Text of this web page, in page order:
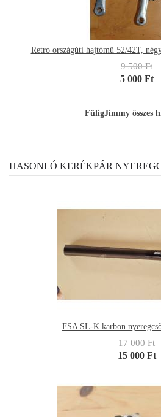
Retro országúti hajtómű 52/42T,
9 500 Ft
5 000 Ft
FüligJimmy összes
HASONLÓ KERÉKPÁR
FSA SL-K karbon
17 000 Ft
15 000 Ft